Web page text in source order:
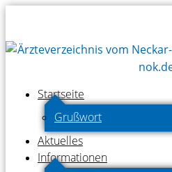
Startseite
Grußwort
Aktuelles
Informationen